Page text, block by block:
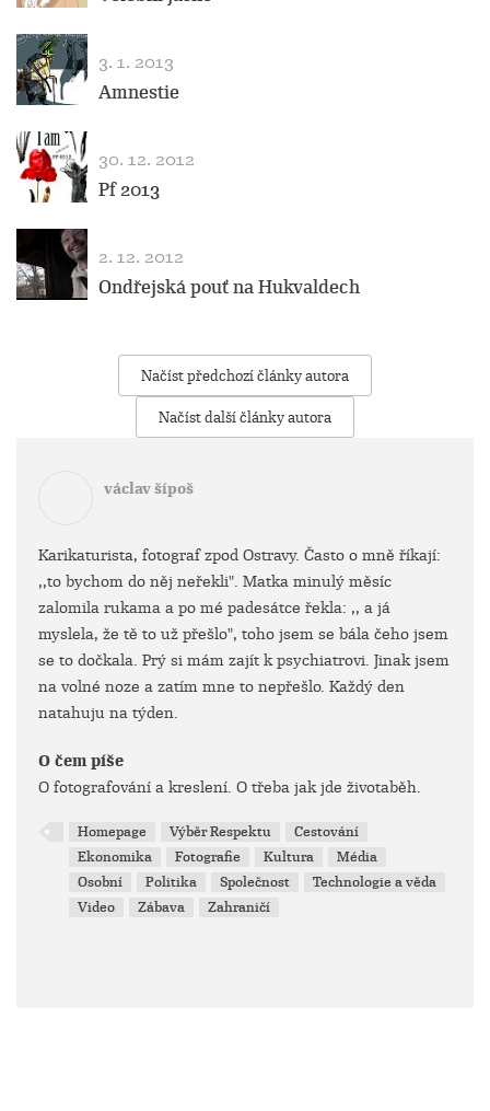
3. 1. 2013
Amnestie
30. 12. 2012
Pf 2013
2. 12. 2012
Ondřejská pouť na Hukvaldech
Načíst předchozí články autora
Načíst další články autora
václav šípoš
Karikaturista, fotograf zpod Ostravy. Často o mně říkají:
,,to bychom do něj neřekli". Matka minulý měsíc
zalomila rukama a po mé padesátce řekla: ,, a já
myslela, že tě to už přešlo", toho jsem se bála čeho jsem
se to dočkala. Prý si mám zajít k psychiatrovi. Jinak jsem
na volné noze a zatím mne to nepřešlo. Každý den
natahuju na týden.
O čem píše
O fotografování a kreslení. O třeba jak jde životaběh.
Homepage Výběr Respektu
Cestování
Ekonomika
Fotografie Kultura
Média
Osobní
Politika Společnost
Technologie a věda
Video
Zábava Zahraničí